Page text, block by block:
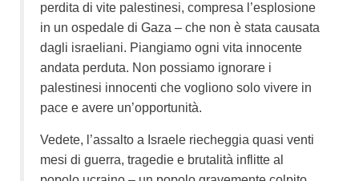
perdita di vite palestinesi, compresa l’esplosione
in un ospedale di Gaza – che non è stata causata
dagli israeliani. Piangiamo ogni vita innocente
andata perduta. Non possiamo ignorare i
palestinesi innocenti che vogliono solo vivere in
pace e avere un’opportunità.
Vedete, l’assalto a Israele riecheggia quasi venti
mesi di guerra, tragedie e brutalità inflitte al